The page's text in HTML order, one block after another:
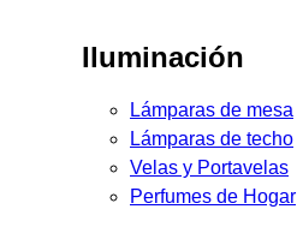
Iluminación
Lámparas de mesa
Lámparas de techo
Velas y Portavelas
Perfumes de Hogar